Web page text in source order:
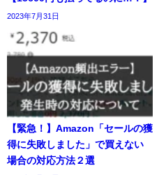
2023年7月31日
【緊急！】Amazon「セールの獲
得に失敗しました」で買えない
場合の対応方法２選